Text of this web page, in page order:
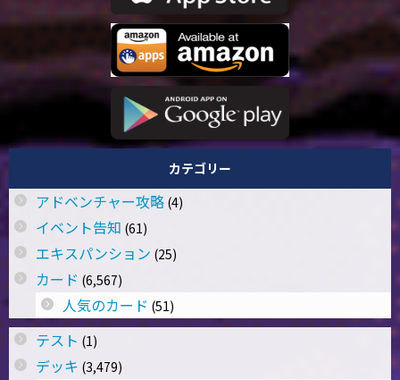
カテゴリー
アドベンチャー攻略 (4)
イベント告知 (61)
エキスパンション (25)
カード (6,567)
人気のカード (51)
テスト (1)
デッキ (3,479)